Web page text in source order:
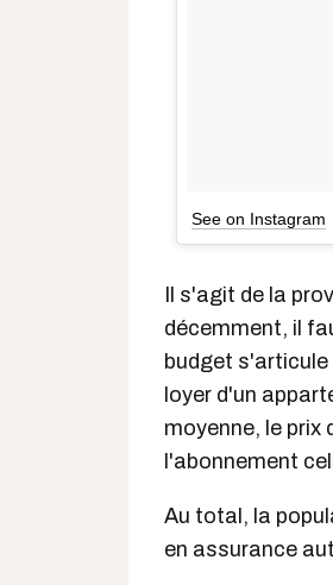
See on Instagram
Il s'agit de la
décemment, il
budget s'articule
loyer d'un
moyenne, le prix
l'abonnement
Au total, la
en assurance